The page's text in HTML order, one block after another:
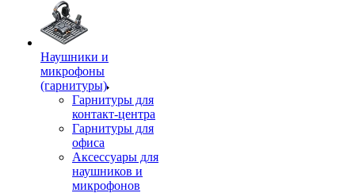
Наушники и
микрофоны
(гарнитуры)
Гарнитуры для
контакт-центра
Гарнитуры для
офиса
Аксессуары для
наушников и
микрофонов